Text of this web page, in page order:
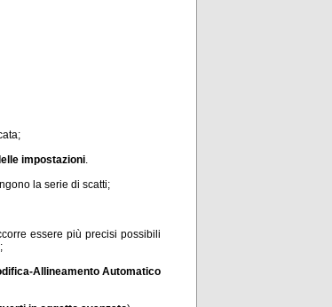
impostazioni
la serie di scatti;
essere più precisi possibili
Allineamento Automatico